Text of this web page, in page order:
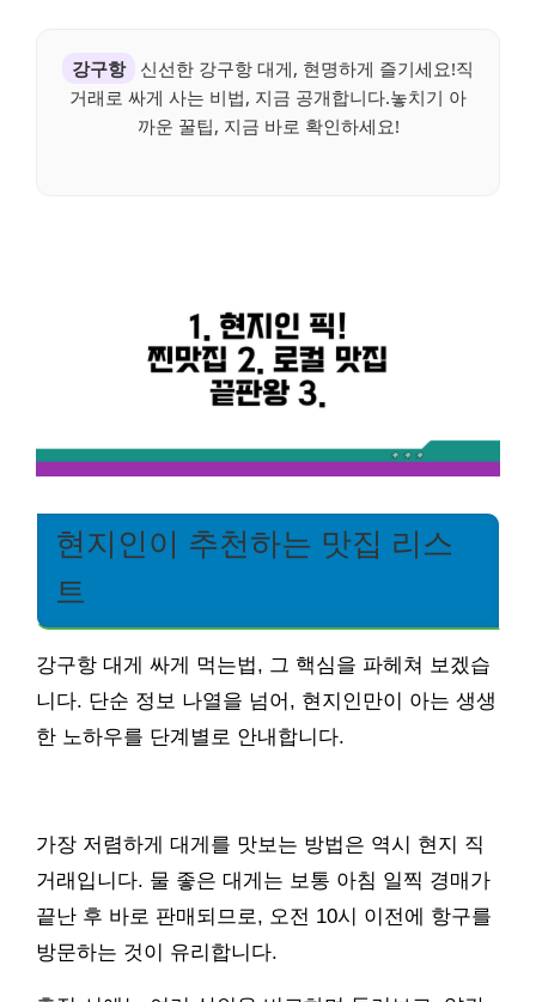
강구항
신선한 강구항 대게, 현명하게 즐기세요!직
거래로 싸게 사는 비법, 지금 공개합니다.놓치기 아
까운 꿀팁, 지금 바로 확인하세요!
현지인이 추천하는 맛집 리스
트
강구항 대게 싸게 먹는법, 그 핵심을 파헤쳐 보겠습
니다. 단순 정보 나열을 넘어, 현지인만이 아는 생생
한 노하우를 단계별로 안내합니다.
가장 저렴하게 대게를 맛보는 방법은 역시 현지 직
거래입니다. 물 좋은 대게는 보통 아침 일찍 경매가
끝난 후 바로 판매되므로, 오전 10시 이전에 항구를
방문하는 것이 유리합니다.